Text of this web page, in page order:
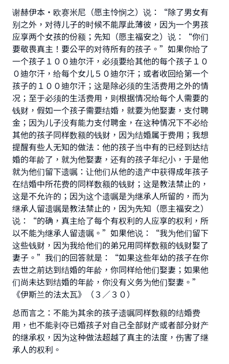
谢赫伊本·欧赛米尼（愿主怜悯之）说：“除了男女有
别之外，对待儿子的时候不能厚此薄彼，因为一个男孩
应享两个女孩的份额；先知（愿主福安之）说：“你们
要敬畏真主！要公平的对待所有的孩子。”如果你给了
一个孩子１００迪尔汗，必须要给其他的每个孩子１０
０迪尔汗，给每个女儿５０迪尔汗；或者收回给第一个
孩子的１００迪尔汗；这是除必须的生活费用之外的情
况；至于必须的生活费用，则根据情况给每个人需要的
钱财，假如一个孩子需要结婚，就要为他娶妻，支付聘
金；因为儿子没有能力支付聘金，在这种情况下不必给
其他的孩子同样数额的钱财，因为结婚属于费用；我想
提醒有些人无知的做法：他的孩子当中有的已经到达结
婚的年龄了，就为他娶妻，还有的孩子年纪小，于是他
就为他们留下遗嘱：让他们从他的遗产中获得成年孩子
在结婚中所花费的同样数额的钱财；这是教法禁止的，
这是不允许的；因为这个遗嘱是为继承人所留的，而为
继承人留遗嘱是教法禁止的，因为先知（愿主福安之）
说：“的确，真主给了每个有权利的人应享的权利，所
以不能为继承人留遗嘱。”如果他说：“我为他们留下
这些钱财，因为我给他们的弟兄用同样数额的钱财娶了
妻子。”我们的回答就是：“如果这些年幼的孩子在你
去世之前达到结婚的年龄，你同样给他们娶妻；如果他
们尚未达到结婚的年龄，你没有义务为他们娶妻。”
《伊斯兰的法太瓦》（３／３０）
总而言之：不能为其余的孩子遗嘱同样数额的结婚费
用，也不能剥夺已婚孩子对自己全部财产或者部分财产
的继承权，因为这种做法超越了真主的法度，伤害了继
承人的权利。
Make an impact on millions of lives
with your contribution today
Your support is crucial for our mission.
The Prophet (ﷺ) said:
"A person who leads others to doing what is
good will earn the same reward as those who do
it."
(MUSLIM, 1893)
Support IslamQA